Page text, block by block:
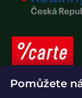
Pomůžete